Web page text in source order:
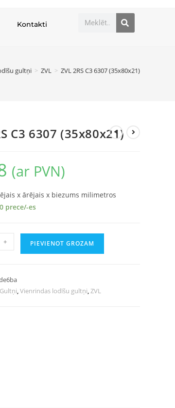
Kontakti
gultņi > ZVL > ZVL 2RS C3 6307 (35x80x21)
C3 6307 (35x80x21)
(ar PVN)
x ārējais x biezums milimetros
prece/-es
+ PIEVIENOT GROZAM
Gultņi,Vienrindas lodīšu gultņi,ZVL